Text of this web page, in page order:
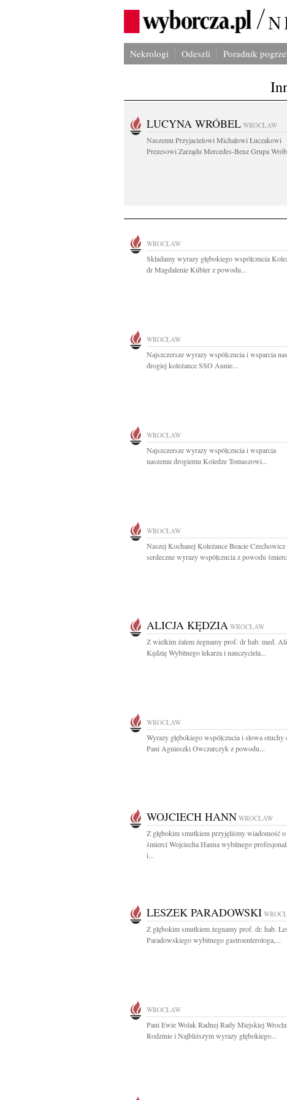
Nekrologi Odeszli Poradnik
LUCYNA WRÓBEL WROCŁAW
Naszemu Przyjacielowi Michałowi Łuczakowi
Prezesowi Zarządu Mercedes-Benz Grupa
WROCŁAW
Składamy wyrazy głębokiego współczucia
dr Magdalenie Kübler z powodu...
WROCŁAW
Najszczersze wyrazy współczucia i wsparcia
drogiej koleżance SSO Annie...
WROCŁAW
Najszczersze wyrazy współczucia i wsparcia
naszemu drogiemu Koledze Tomaszowi...
WROCŁAW
Naszej Kochanej Koleżance Beacie Czechowicz
serdeczne wyrazy współczucia z powodu
ALICJA KĘDZIA WROCŁAW
Z wielkim żalem żegnamy prof. dr hab. med.
Kędzię Wybitnego lekarza i nauczyciela...
WROCŁAW
Wyrazy głębokiego współczucia i słowa otuchy
Pani Agnieszki Owczarczyk z powodu...
WOJCIECH HANN WROCŁAW
Z głębokim smutkiem przyjęliśmy wiadomość o
śmierci Wojciecha Hanna wybitnego
i...
LESZEK PARADOWSKI
Z głębokim smutkiem żegnamy prof. dr. hab.
Paradowskiego wybitnego gastroenterologa,...
WROCŁAW
Pani Ewie Wolak Radnej Rady Miejskiej
Rodzinie i Najbliższym wyrazy głębokiego...